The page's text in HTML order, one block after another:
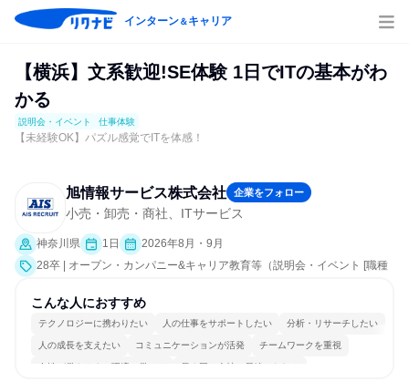
インターン＆キャリア
【横浜】文系歓迎!SE体験 1日でITの基本がわ
かる
説明会・イベント 仕事体験
【未経験OK】パズル感覚でITを体感！
旭情報サービス株式会社 企業をフォロー
小売・卸売・商社、ITサービス
神奈川県 1日
2026年8月・9月
28卒 | オープン・カンパニー&キャリア教育等（説明会・イベント [職種
こんな人におすすめ
テクノロジーに携わりたい 人の仕事をサポートしたい 分析・リサーチしたい
人の成長を支えたい コミュニケーションが活発 チームワークを重視
女性が働きやすい環境で働ける 長く同じ会社に居続けられる